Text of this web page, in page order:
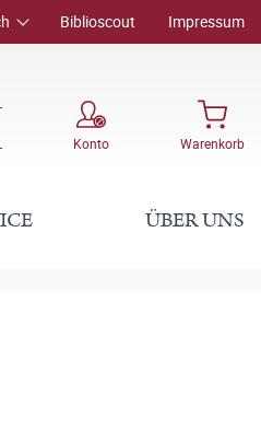
Biblioscout Impressum
Konto Warenkorb
ÜBER UNS